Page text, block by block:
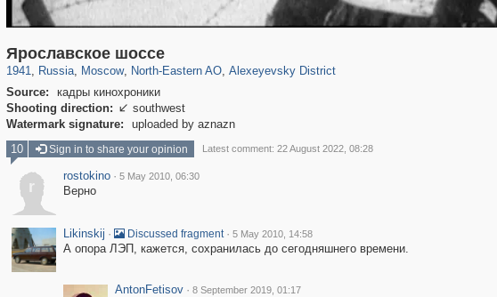
Ярославское шоссе
1941, Russia
1,406,906 29,248
, Moscow
319,861 8,286
, North-Eastern AO
24,490
, Alexeyevsky District
Source:
кадры кинохроники
Shooting direction:  southwest
Watermark signature:
uploaded by aznazn
10 Sign in to share your opinion Latest comment: 22 August 2022, 08:28
r
rostokino · 5 May 2010, 06:30
Верно
Likinskij · Discussed fragment · 5 May 2010, 14:58
А опора ЛЭП, кажется, сохранилась до сегодняшнего времени.
AntonFetisov · 8 September 2019, 01:17